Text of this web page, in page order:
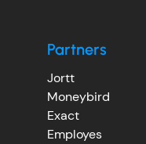
Partners
Jortt
Moneybird
Exact
Employes